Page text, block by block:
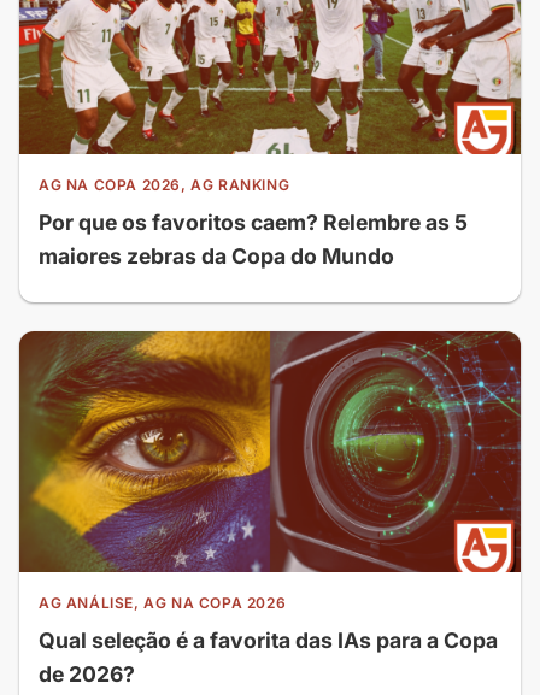
AG NA COPA 2026, AG RANKING
Por que os favoritos caem? Relembre as 5
maiores zebras da Copa do Mundo
AG ANÁLISE, AG NA COPA 2026
Qual seleção é a favorita das IAs para a Copa
de 2026?